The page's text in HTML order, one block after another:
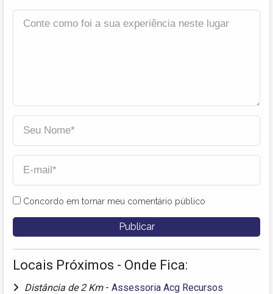
Concordo em tornar meu comentário público
Locais Próximos - Onde Fica:
Distância de 2 Km - Assessoria Acg Recursos